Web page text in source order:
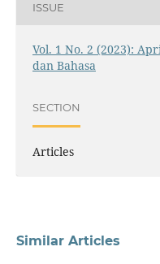
ISSUE
Vol. 1 No. 2 (2023):
dan Bahasa
SECTION
Articles
Similar Articles